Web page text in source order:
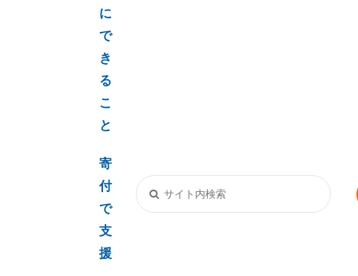
に
で
き
る
こ
と
寄
付
で
支
援